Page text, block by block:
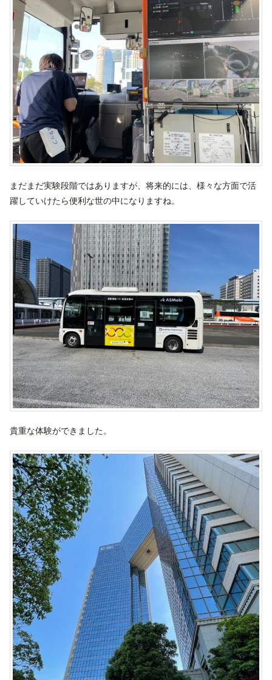
まだまだ実験段階ではありますが、将来的には、様々な方面で活
躍していけたら便利な世の中になりますね。
貴重な体験ができました。